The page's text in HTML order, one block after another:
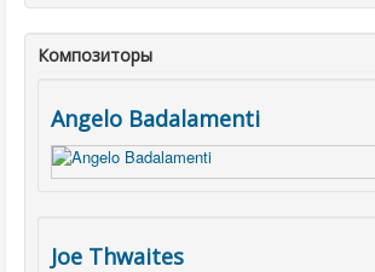
Композиторы
Angelo Badalamenti
Joe Thwaites